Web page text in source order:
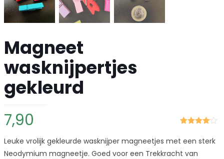
Magneet
wasknijpertjes
gekleurd
op 5
gebaseerd
opklant
7,90
Leuke vrolijk gekleurde wasknijper magneetjes met een sterk
Neodymium magneetje. Goed voor een Trekkracht van